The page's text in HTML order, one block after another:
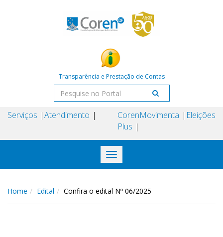
Transparência e Prestação de Contas
Serviços Atendimento
Coren
Plus
Movimenta Eleições
Toggle
navigation
Home Edital Confira o edital Nº 06/2025